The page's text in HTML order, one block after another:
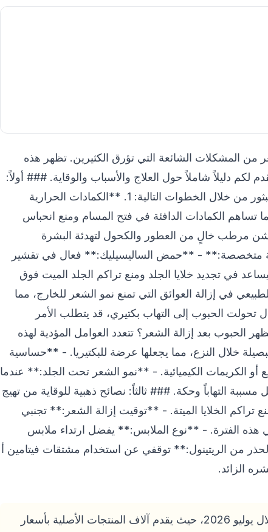
المشكلات الشائعة التي تؤرق الكثيرين. تظهر هذه
لكم دليلاً شاملاً حول العلاج والأسباب والوقاية. ### أولاً:
سبل علاج الحبوب بعد إزالة الشعر يمكن تخفيف التهيج وعلاج البثور من خلال الخطوات التالية: 1. **الكمادات الحرارية
تساهم الكمادات الدافئة في فتح المسام ومنع انحباس
لوشن مرطب خالٍ من العطور والكحول لتهدئة البشرة
مستحضرات طبية متخصصة:** - **حمض الساليسيليك:** فعال في تقشير
في تجديد خلايا الجلد ومنع تراكم الجلد الميت فوق
الطبيعي في إزالة العوائق التي تمنع نمو الشعر للخارج، مما
في حال تحولت الحبوب إلى التهاب بكتيري، قد يتطلب الأمر
بعد إزالة الشعر؟ تتعدد العوامل المؤدية لهذه
خلال النزع، مما يجعلها عرضة للبكتيريا. - **حساسية
أو الكريمات الكيميائية. - **نمو الشعر تحت الجلد:** عندما
التهاباً وحكة. ### ثالثاً: نصائح ذهبية للوقاية من تهيج
تراكم الخلايا الميتة. - **توقيت إزالة الشعر:** تجنبي
في هذه الفترة. - **نوع الملابس:** يفضل ارتداء ملابس
من الريتينول:** توقفي عن استخدام مشتقات فيتامين أ
الزائد.
من أبرز الوجهات الإلكترونية للتسوق في المنطقة خلال يوليو 2026، حيث يقدم آلاف المنتجات الأصلية بأسعار